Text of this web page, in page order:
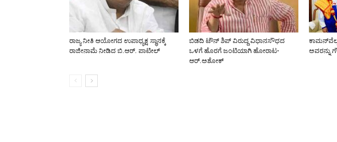
ರಾಜ್ಯ ನೀತಿ ಆಯೋಗದ ಉಪಾಧ್ಯಕ್ಷ ಸ್ಥಾನಕ್ಕೆ
ರಾಜೀನಾಮೆ ನೀಡಿದ ಬಿ.ಆರ್. ಪಾಟೀಲ್
ಬಿಡದಿ ಟೌನ್ ಶಿಪ್ ವಿರುದ್ದ ವಿಧಾನಸೌಧದ
ಒಳಗೆ ಹೊರಗೆ ಜಂಟಿಯಾಗಿ ಹೋರಾಟ-
ಆರ್.ಅಶೋಕ್
ಕಾಮನ್‌ವೆಲ್ತ್
ಅವರನ್ನು